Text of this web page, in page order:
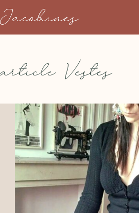
Jacobines
articleVestes